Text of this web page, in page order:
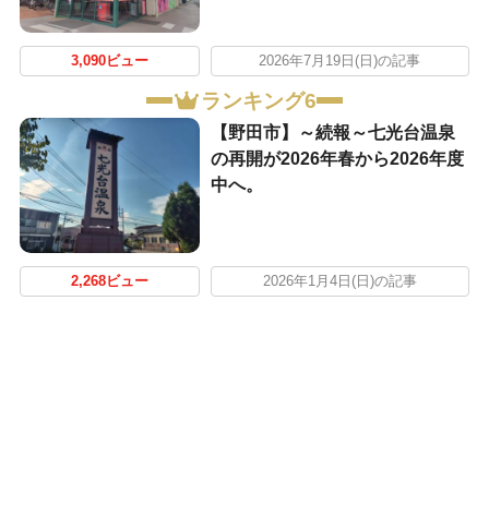
3,090ビュー 2026年7月19日(日)の記事
ランキング6
【野田市】～続報～七光台温泉
の再開が2026年春から2026年度
中へ。
2,268ビュー 2026年1月4日(日)の記事